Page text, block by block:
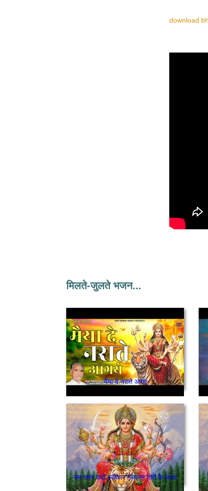
download
मिलते-जुलते भजन...
मैया दे नराते आगए
मम नमन करो स्वीकार गजानन गोरी के लाला